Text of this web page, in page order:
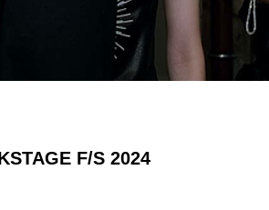
F/S 2024